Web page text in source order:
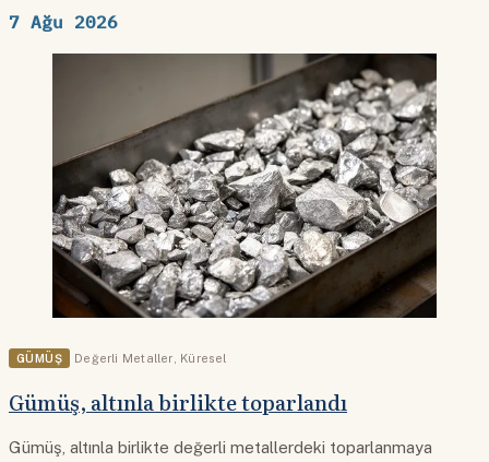
7 Ağu 2026
GÜMÜŞ Değerli Metaller Küresel
Gümüş, altınla birlikte toparlandı
Gümüş, altınla birlikte değerli metallerdeki toparlanmaya